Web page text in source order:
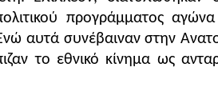
τον δυτικό εκσυγχρονισμό.
Εθνοσυνέλευση του έδωσε
προγράμματος
αυτά συνέβαιναν στην
το εθνικό κίνημα ως